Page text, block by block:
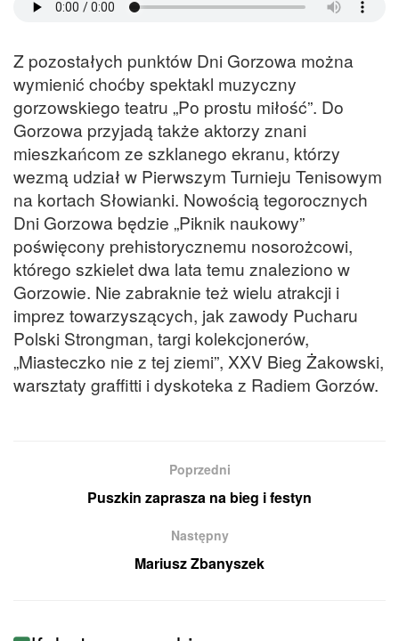
Z pozostałych punktów Dni Gorzowa można
wymienić choćby spektakl muzyczny
gorzowskiego teatru „Po prostu miłość”. Do
Gorzowa przyjadą także aktorzy znani
mieszkańcom ze szklanego ekranu, którzy
wezmą udział w Pierwszym Turnieju Tenisowym
na kortach Słowianki. Nowością tegorocznych
Dni Gorzowa będzie „Piknik naukowy”
poświęcony prehistorycznemu nosorożcowi,
którego szkielet dwa lata temu znaleziono w
Gorzowie. Nie zabraknie też wielu atrakcji i
imprez towarzyszących, jak zawody Pucharu
Polski Strongman, targi kolekcjonerów,
„Miasteczko nie z tej ziemi”, XXV Bieg Żakowski,
warsztaty graffitti i dyskoteka z Radiem Gorzów.
Poprzedni
Puszkin zaprasza na bieg i festyn
Następny
Mariusz Zbanyszek